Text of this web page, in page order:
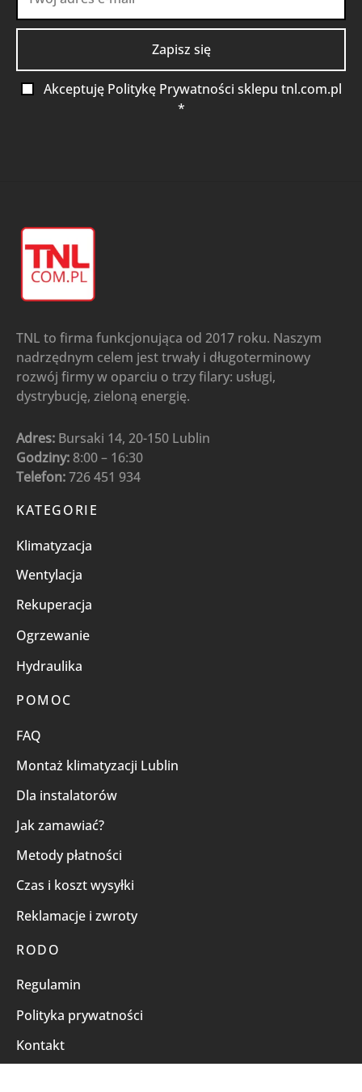
Akceptuję Politykę Prywatności sklepu tnl.com.pl
*
TNL to firma funkcjonująca od 2017 roku. Naszym
nadrzędnym celem jest trwały i długoterminowy
rozwój firmy w oparciu o trzy filary: usługi,
dystrybucję, zieloną energię.
Adres: Bursaki 14, 20-150 Lublin
Godziny: 8:00 – 16:30
Telefon:726 451 934
KATEGORIE
Klimatyzacja
Wentylacja
Rekuperacja
Ogrzewanie
Hydraulika
POMOC
FAQ
Montaż klimatyzacji Lublin
Dla instalatorów
Jak zamawiać?
Metody płatności
Czas i koszt wysyłki
Reklamacje i zwroty
RODO
Regulamin
Polityka prywatności
Kontakt